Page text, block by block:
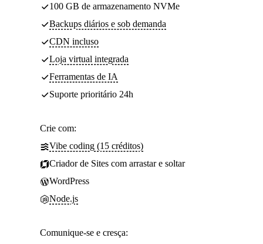
100 GB de armazenamento NVMe
Backups diários e sob demanda
CDN incluso
Loja virtual integrada
Ferramentas de IA
Suporte prioritário 24h
Crie com:
Vibe coding (15 créditos)
Criador de Sites com arrastar e soltar
WordPress
Node.js
Comunique-se e cresça: